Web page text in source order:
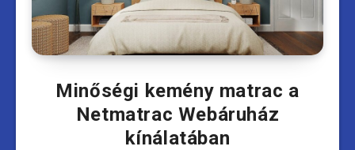
Minőségi kemény matrac a
Netmatrac Webáruház
kínálatában